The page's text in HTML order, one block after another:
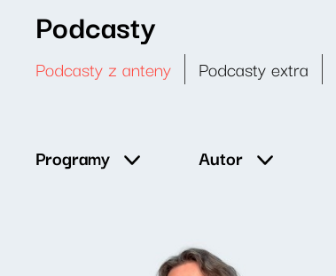
Podcasty
Podcasty z anteny Podcasty extra
Programy Autor